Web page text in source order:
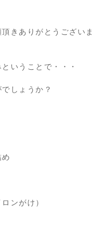
きありがとうございま
いうことで・・・
しょうか？
ンがけ）